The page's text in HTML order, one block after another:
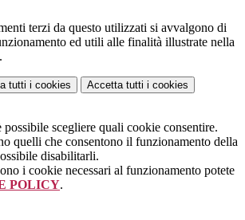
terzi da questo utilizzati si avvalgono di
ed utili alle finalità illustrate nella
.
tutti i cookies Accetta tutti i cookies
possibile scegliere quali cookie consentire.
quelli che consentono il funzionamento della
disabilitarli.
i cookie necessari al funzionamento potete
POLICY.